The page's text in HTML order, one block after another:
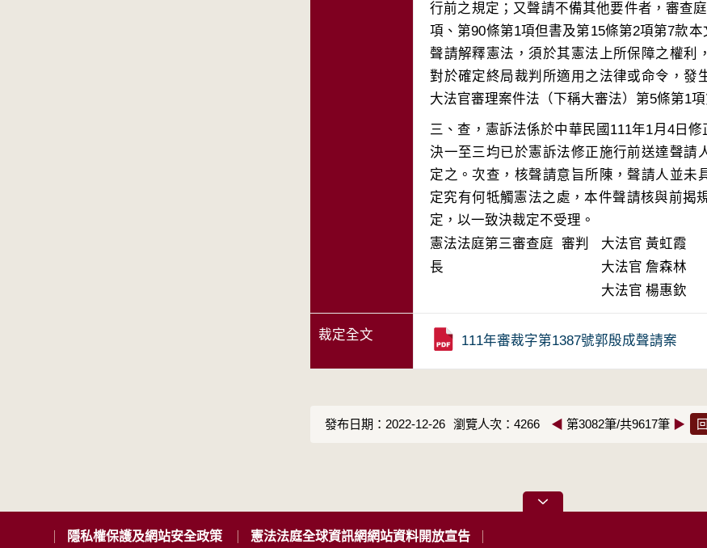
行前之規定；又聲請不備其他要件者，審查
項、第90條第1項但書及第15條第2項第7款
聲請解釋憲法，須於其憲法上所保障之權利
對於確定終局裁判所適用之法律或命令，發
三、查，憲訴法係於中華民國111年1月4日
決一至三均已於憲訴法修正施行前送達聲請
定之。次查，核聲請意旨所陳，聲請人並未
定究有何牴觸憲法之處，本件聲請核與前揭
定，以一致決裁定不受理。
憲法法庭第三審查庭 審判
長
大法官 黃虹霞
大法官 詹森林
大法官 楊惠欽
裁定全文 111年審裁字第1387號郭殷成聲請案
發布日期：2022-12-26 瀏覽人次：4266 ◀ 第3082筆/共9617筆 ▶
隱私權保護及網站安全政策 憲法法庭全球資訊網網站資料開放宣告